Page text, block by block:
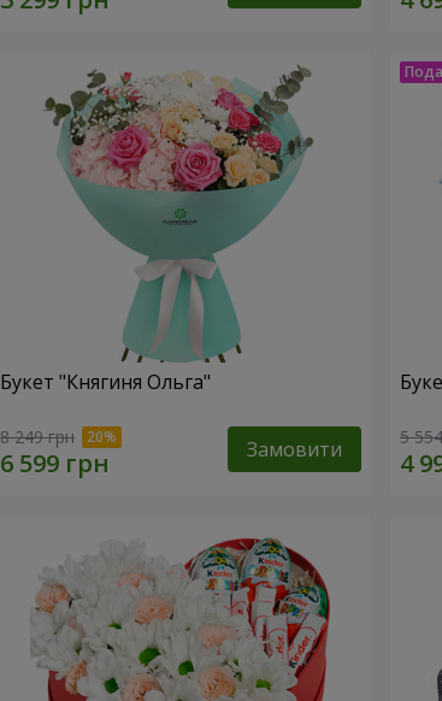
Букет "Княгиня Ольга"
8 249 грн Замовити 5